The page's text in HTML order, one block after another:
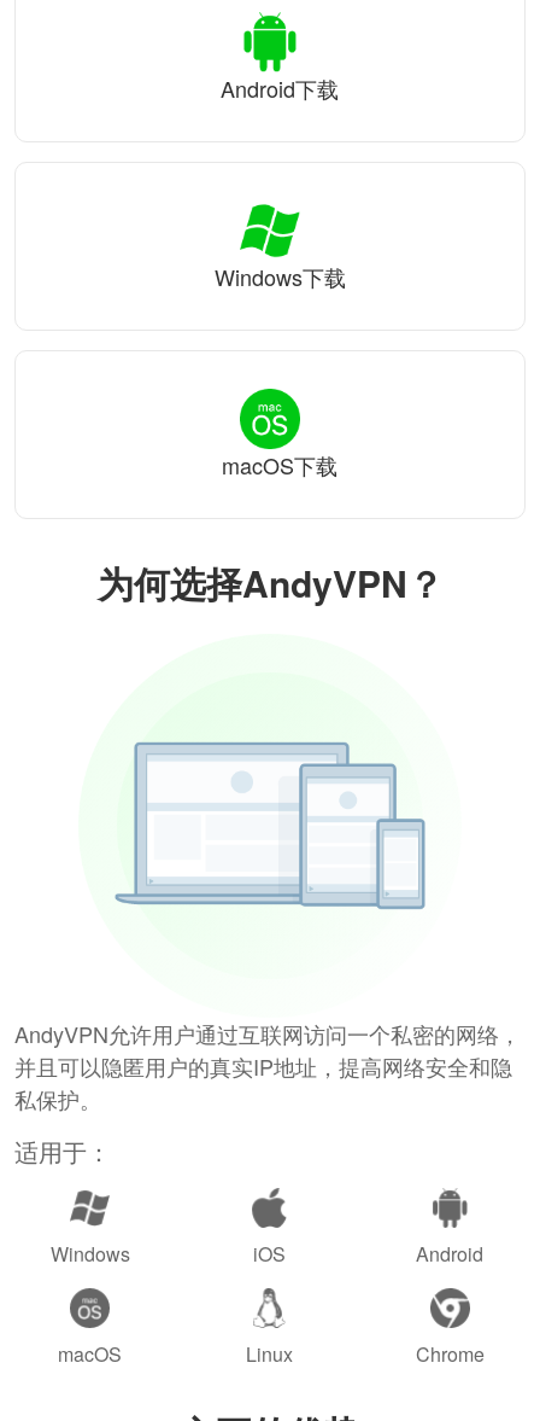
为何选择AndyVPN？
AndyVPN允许用户通过互联网访问一个私密的网络，
并且可以隐匿用户的真实IP地址，提高网络安全和隐
私保护。
适用于：
Windows iOS Android
macOS Linux Chrome
Android下载
Windows下载
macOS下载